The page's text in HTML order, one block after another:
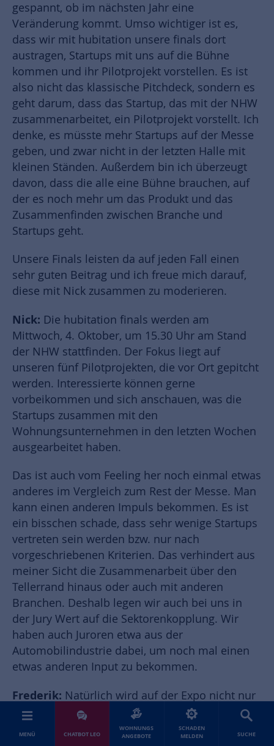
MENÜ CHATBOT LEO
WOHNUNGS
ANGEBOTE
SCHADEN
MELDEN
SUCHE
gespannt, ob im nächsten Jahr eine
Veränderung kommt. Umso wichtiger ist es,
dass wir mit hubitation unsere finals dort
austragen, Startups mit uns auf die Bühne
kommen und ihr Pilotprojekt vorstellen. Es ist
also nicht das klassische Pitchdeck, sondern es
geht darum, dass das Startup, das mit der NHW
zusammenarbeitet, ein Pilotprojekt vorstellt. Ich
denke, es müsste mehr Startups auf der Messe
geben, und zwar nicht in der letzten Halle mit
kleinen Ständen. Außerdem bin ich überzeugt
davon, dass die alle eine Bühne brauchen, auf
der es noch mehr um das Produkt und das
Zusammenfinden zwischen Branche und
Startups geht.
Unsere Finals leisten da auf jeden Fall einen
sehr guten Beitrag und ich freue mich darauf,
diese mit Nick zusammen zu moderieren.
Nick: Die hubitation finals werden am
Mittwoch, 4. Oktober, um 15.30 Uhr am Stand
der NHW stattfinden. Der Fokus liegt auf
unseren fünf Pilotprojekten, die vor Ort gepitcht
werden. Interessierte können gerne
vorbeikommen und sich anschauen, was die
Startups zusammen mit den
Wohnungsunternehmen in den letzten Wochen
ausgearbeitet haben.
Das ist auch vom Feeling her noch einmal etwas
anderes im Vergleich zum Rest der Messe. Man
kann einen anderen Impuls bekommen. Es ist
ein bisschen schade, dass sehr wenige Startups
vertreten sein werden bzw. nur nach
vorgeschriebenen Kriterien. Das verhindert aus
meiner Sicht die Zusammenarbeit über den
Tellerrand hinaus oder auch mit anderen
Branchen. Deshalb legen wir auch bei uns in
der Jury Wert auf die Sektorenkopplung. Wir
haben auch Juroren etwa aus der
Automobilindustrie dabei, um noch mal einen
etwas anderen Input zu bekommen.
Frederik: Natürlich wird auf der Expo nicht nur
gepitcht, sondern es wird auch ein Sieger gekürt
und der wird auch entsprechend gefeiert.